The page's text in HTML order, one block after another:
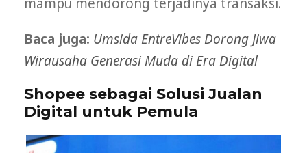
Baca juga: Umsida EntreVibes Dorong Jiwa
Wirausaha Generasi Muda di Era Digital
Shopee sebagai Solusi Jualan
Digital untuk Pemula